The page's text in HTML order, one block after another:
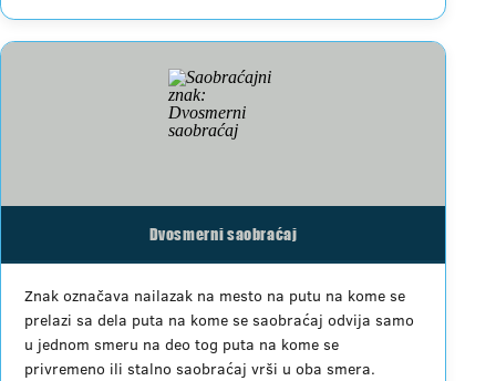
Dvosmerni saobraćaj
Znak označava nailazak na mesto na putu na kome se
prelazi sa dela puta na kome se saobraćaj odvija samo
u jednom smeru na deo tog puta na kome se
privremeno ili stalno saobraćaj vrši u oba smera.